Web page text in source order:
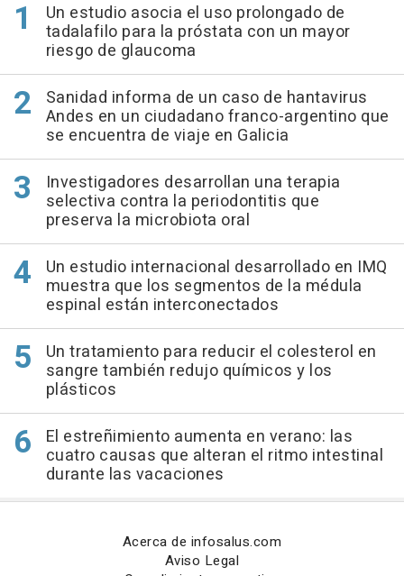
Un estudio asocia el uso prolongado de
tadalafilo para la próstata con un mayor
riesgo de glaucoma
Sanidad informa de un caso de hantavirus
Andes en un ciudadano franco-argentino que
se encuentra de viaje en Galicia
Investigadores desarrollan una terapia
selectiva contra la periodontitis que
preserva la microbiota oral
Un estudio internacional desarrollado en IMQ
muestra que los segmentos de la médula
espinal están interconectados
Un tratamiento para reducir el colesterol en
sangre también redujo químicos y los
plásticos
El estreñimiento aumenta en verano: las
cuatro causas que alteran el ritmo intestinal
durante las vacaciones
Acerca de infosalus.com
Aviso Legal